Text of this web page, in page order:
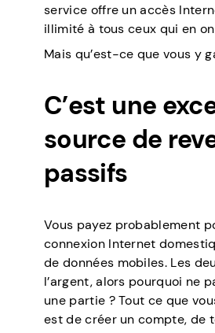
service offre un accès
illimité à tous ceux qui en
Mais qu’est-ce que vous y
C’est une
source de
passifs
Vous payez probablement
connexion Internet
de données mobiles. Les
l’argent, alors pourquoi ne
une partie ? Tout ce que
est de créer un compte, de